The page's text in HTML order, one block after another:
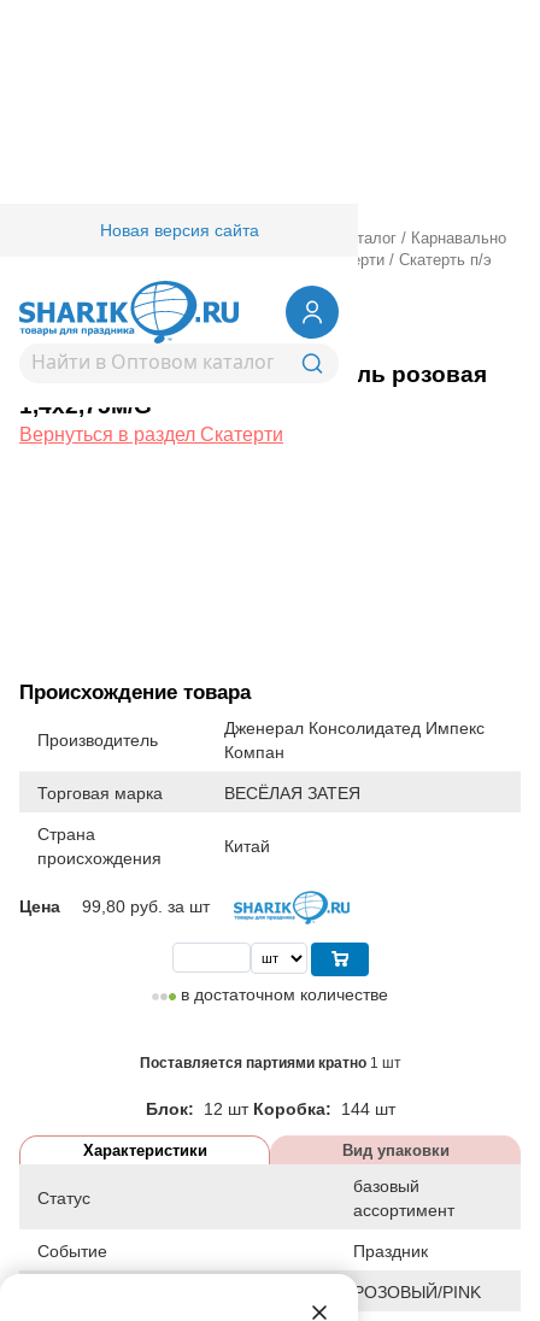
Новая версия сайта
Товары для праздника/ Оптовый каталог / Карнавально
Скатерти / Скатерть п/э
Пастель розовая 1,4х2,75м/G
1502-6194Скатерть п/э Пастель розовая
1,4х2,75м/G
Вернуться в раздел Скатерти
Происхождение товара
Производитель
Дженерал Консолидатед Импекс
Компан
Торговая марка ВЕСЁЛАЯ ЗАТЕЯ
Страна
происхождения
Китай
Цена 99,80 руб. за шт
в достаточном количестве
Поставляется партиями кратно 1 шт
Блок: 12 шт Коробка: 144 шт
Характеристики Вид упаковки
Статус
базовый
ассортимент
Событие Праздник
РОЗОВЫЙ/PINK